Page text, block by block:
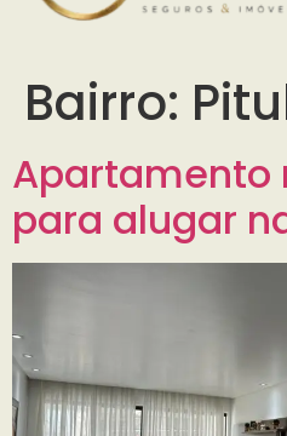
Bairro:
Apartamento
para alugar